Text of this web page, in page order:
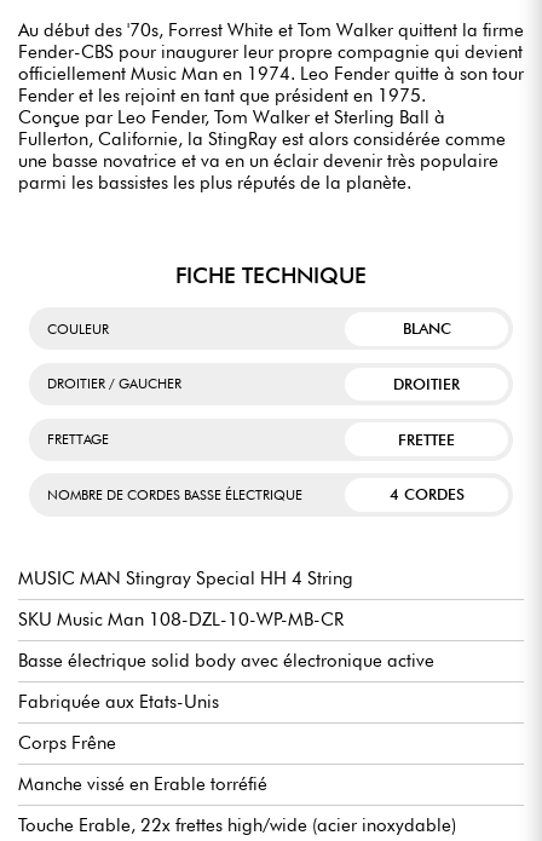
Au début des '70s, Forrest White et Tom Walker quittent la firme
Fender-CBS pour inaugurer leur propre compagnie qui devient
officiellement Music Man en 1974. Leo Fender quitte à son tour
Fender et les rejoint en tant que président en 1975.
Conçue par Leo Fender, Tom Walker et Sterling Ball à
Fullerton, Californie, la StingRay est alors considérée comme
une basse novatrice et va en un éclair devenir très populaire
parmi les bassistes les plus réputés de la planète.
FICHE TECHNIQUE
COULEUR BLANC
DROITIER / GAUCHER DROITIER
FRETTAGE FRETTEE
NOMBRE DE CORDES BASSE ÉLECTRIQUE 4 CORDES
MUSIC MAN Stingray Special HH 4 String
SKU Music Man 108-DZL-10-WP-MB-CR
Basse électrique solid body avec électronique active
Fabriquée aux Etats-Unis
Corps Frêne
Manche vissé en Erable torréfié
Touche Erable, 22x frettes high/wide (acier inoxydable)